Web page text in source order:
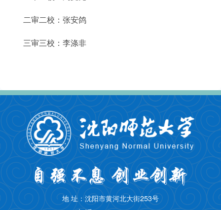
二审二校：张安鸽
三审三校：李涤非
地 址：沈阳市黄河北大街253号